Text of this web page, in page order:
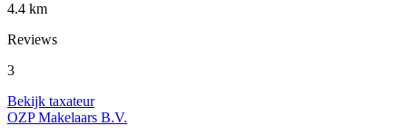
4.4 km
Reviews
3
Bekijk taxateur
OZP Makelaars B.V.